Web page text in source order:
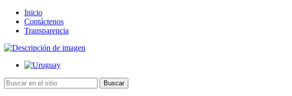
Inicio
Contáctenos
Transparencia